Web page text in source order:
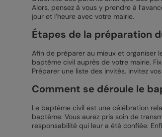
Alors, pensez à vous y prendre à
jour et l’heure avec votre mairie.
Étapes de la préparation
Afin de préparer au mieux et organiser
baptême civil auprès de votre mairie.
Préparer une liste des invités, invitez
Comment se déroule le
Le baptême civil est une célébration
baptême. Vous aurez pris soin de
responsabilité qui leur a été confiée.